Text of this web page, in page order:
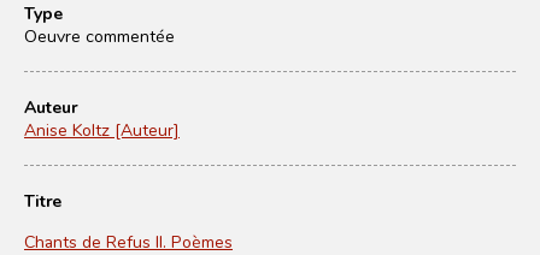
Type
Oeuvre commentée
Auteur
Anise Koltz [Auteur]
Titre
Chants de Refus II. Poèmes